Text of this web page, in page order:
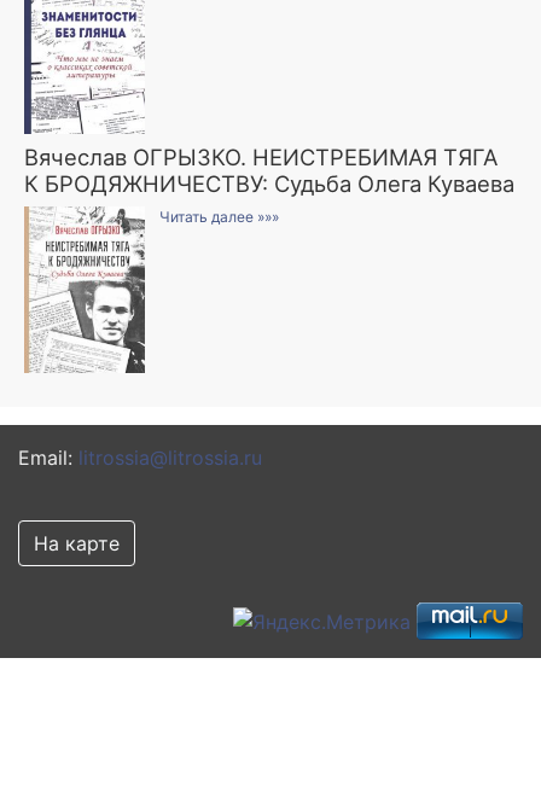
Вячеслав ОГРЫЗКО. НЕИСТРЕБИМАЯ ТЯГА
К БРОДЯЖНИЧЕСТВУ: Судьба Олега Куваева
Читать далее »»»
Email: litrossia@litrossia.ru
На карте